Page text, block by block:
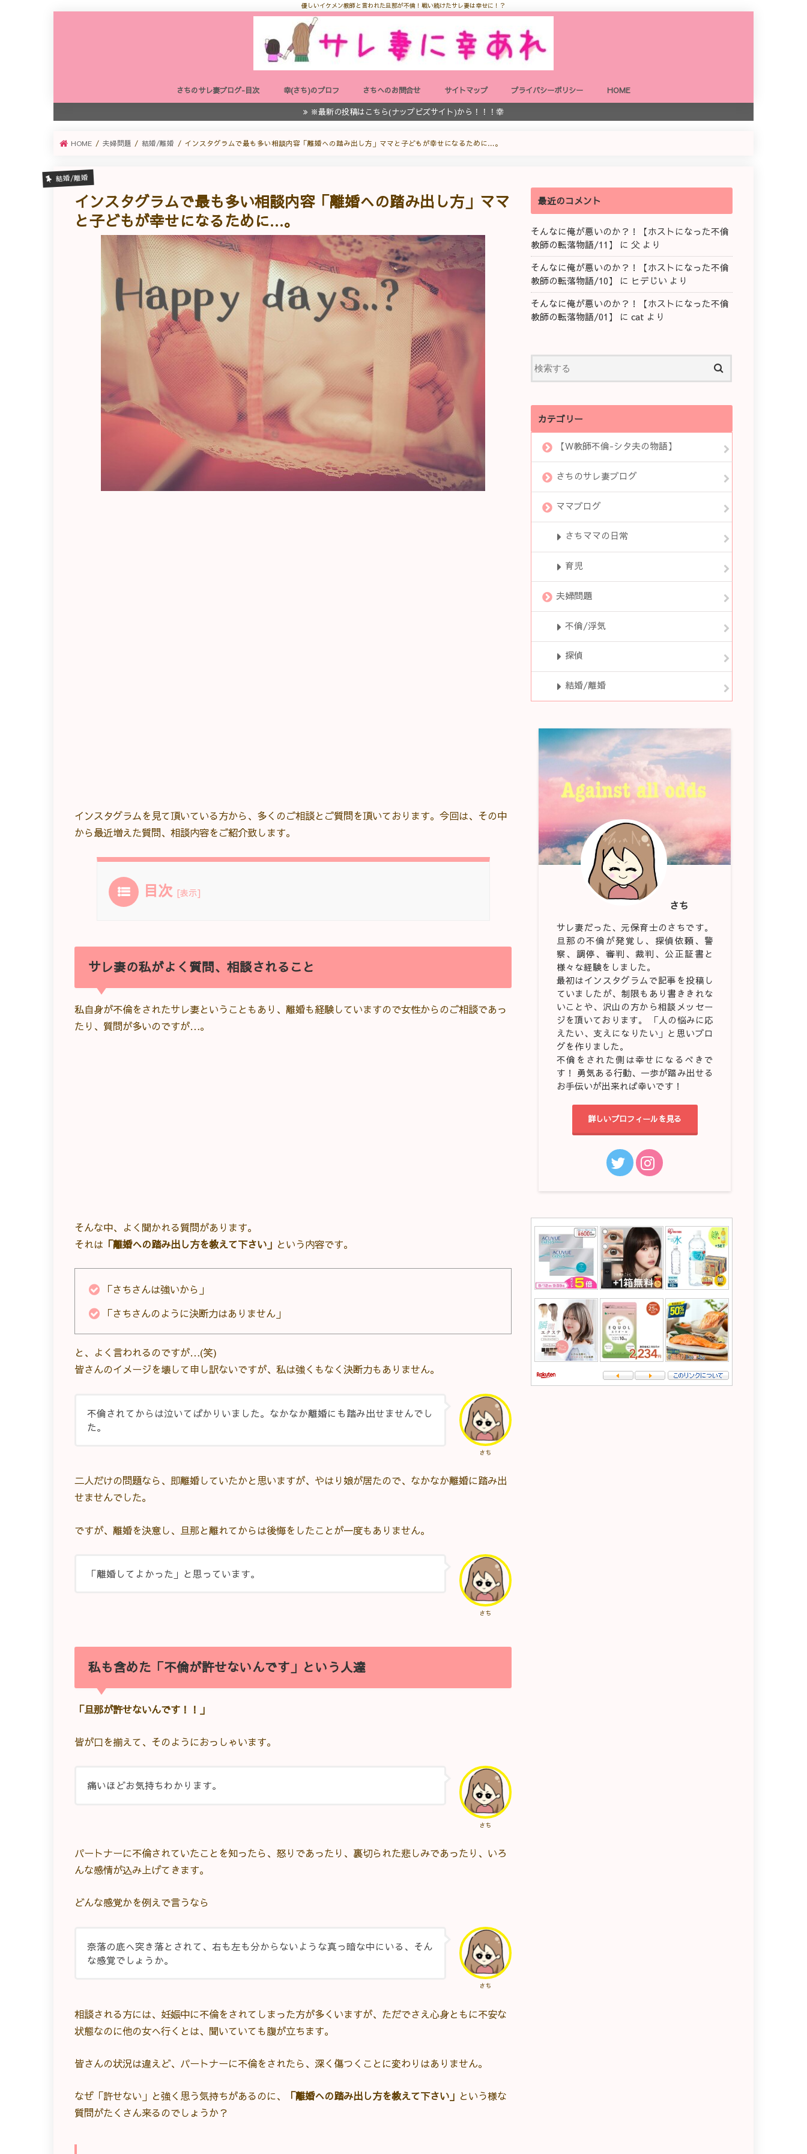
優しいイケメン教師と言われた旦那が不倫！戦い続けたサレ妻は幸せに！？
さちのサレ妻ブログ-目次 幸(さち)のプロフ さちへのお問合せ サイトマップ プライバシーポリシー HOME
※最新の投稿はこちら(ナップビズサイト)から！！！幸
HOME 夫婦問題 結婚/離婚 インスタグラムで最も多い相談内容「離婚への踏み出し方」ママと子どもが幸せになるために…。
結婚/離婚
インスタグラムで最も多い相談内容「離婚への踏み出し方」ママ
と子どもが幸せになるために…。
インスタグラムを見て頂いている方から、多くのご相談とご質問を頂いております。今回は、その中
から最近増えた質問、相談内容をご紹介致します。
目次 [表示]
サレ妻の私がよく質問、相談されること
私自身が不倫をされたサレ妻ということもあり、離婚も経験していますので女性からのご相談であっ
たり、質問が多いのですが…。
そんな中、よく聞かれる質問があります。
それは 「離婚への踏み出し方を教えて下さい」 という内容です。
「さちさんは強いから」
「さちさんのように決断力はありません」
と、よく言われるのですが…(笑)
皆さんのイメージを壊して申し訳ないですが、私は強くもなく決断力もありません。
さち
不倫されてからは泣いてばかりいました。なかなか離婚にも踏み出せませんでし
た。
二人だけの問題なら、即離婚していたかと思いますが、やはり娘が居たので、なかなか離婚に踏み出
せませんでした。
ですが、離婚を決意し、旦那と離れてからは後悔をしたことが一度もありません。
さち
「離婚してよかった」と思っています。
私も含めた「不倫が許せないんです」という人達
「旦那が許せないんです！！」
皆が口を揃えて、そのようにおっしゃいます。
さち
痛いほどお気持ちわかります。
パートナーに不倫されていたことを知ったら、怒りであったり、裏切られた悲しみであったり、いろ
んな感情が込み上げてきます。
どんな感覚かを例えで言うなら
さち
奈落の底へ突き落とされて、右も左も分からないような真っ暗な中にいる、そん
な感覚でしょうか。
相談される方には、妊娠中に不倫をされてしまった方が多くいますが、ただでさえ心身ともに不安な
状態なのに他の女へ行くとは、聞いていても腹が立ちます。
皆さんの状況は違えど、パートナーに不倫をされたら、深く傷つくことに変わりはありません。
なぜ「許せない」と強く思う気持ちがあるのに、 「離婚への踏み出し方を教えて下さい」 という様な
質問がたくさん来るのでしょうか？
最近のコメント
そんなに俺が悪いのか？！【ホストになった不倫
教師の転落物語/11】
に 父 より
そんなに俺が悪いのか？！【ホストになった不倫
教師の転落物語/10】
に ヒデじい より
そんなに俺が悪いのか？！【ホストになった不倫
教師の転落物語/01】
に cat より
カテゴリー
【W教師不倫-シタ夫の物語】
さちのサレ妻ブログ
ママブログ
さちママの日常
育児
夫婦問題
不倫/浮気
探偵
結婚/離婚
さち
サレ妻だった、元保育士のさちです。
旦那の不倫が発覚し、探偵依頼、警
察、調停、審判、裁判、公正証書と
様々な経験をしました。
最初はインスタグラムで記事を投稿し
ていましたが、制限もあり書ききれな
いことや、沢山の方から相談メッセー
ジを頂いております。 「人の悩みに応
えたい、支えになりたい」と思いブロ
グを作りました。
不倫をされた側は幸せになるべきで
す！ 勇気ある行動、一歩が踏み出せる
お手伝いが出来れば幸いです！
詳しいプロフィールを見る